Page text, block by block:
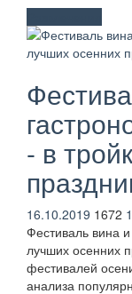
- в
16.10.2019 1672 1
Фестиваль вина
лучших осенних
фестивалей
анализа